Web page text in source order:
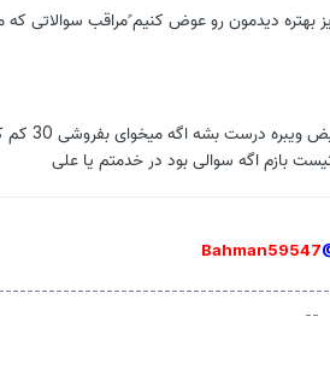
عزیز بهتره دیدمون رو عوض کنیم ًمراقب سوالاتی
دوست عزیز گوشی باید باز
بازم اگه سوالی بود در خدمتم یا علی
Bahman59547
--